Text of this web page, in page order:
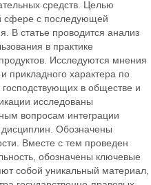
средств. Целью
сфере с последующей
В статье проводится анализ
в практике
Исследуются мнения
прикладного характера по
в обществе и
исследованы
вопросам интеграции
Обозначены
Вместе с тем проведен
обозначены ключевые
собой уникальный материал,